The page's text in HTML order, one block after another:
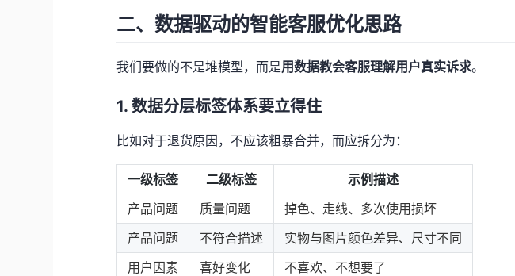
二、数据驱动的智能客服优化思路
我们要做的不是堆模型，而是用数据教会客服理解用户真实诉求。
1. 数据分层标签体系要立得住
比如对于退货原因，不应该粗暴合并，而应拆分为：
一级标签 二级标签
示例描述
产品问题
质量问题
掉色、走线、多次使用损坏
产品问题
不符合描述
实物与图片颜色差异、尺寸不同
用户因素
喜好变化
不喜欢、不想要了